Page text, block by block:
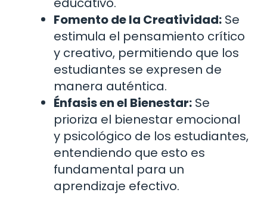
Fomento de la Creatividad: Se
estimula el pensamiento crítico
y creativo, permitiendo que los
estudiantes se expresen de
manera auténtica.
Énfasis en el Bienestar: Se
prioriza el bienestar emocional
y psicológico de los estudiantes,
entendiendo que esto es
fundamental para un
aprendizaje efectivo.